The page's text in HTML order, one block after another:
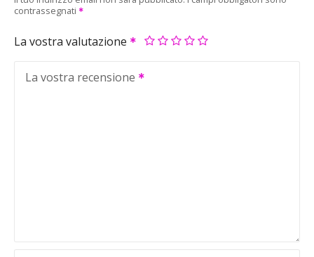
contrassegnati
La vostra valutazione
La vostra recensione